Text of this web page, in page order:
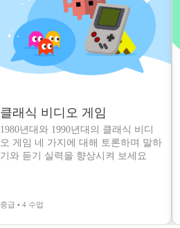
클래식 비디오 게임
1980년대와 1990년대의 클래식 비디
오 게임 네 가지에 대해 토론하며 말하
기와 듣기 실력을 향상시켜 보세요
중급 • 4 수업